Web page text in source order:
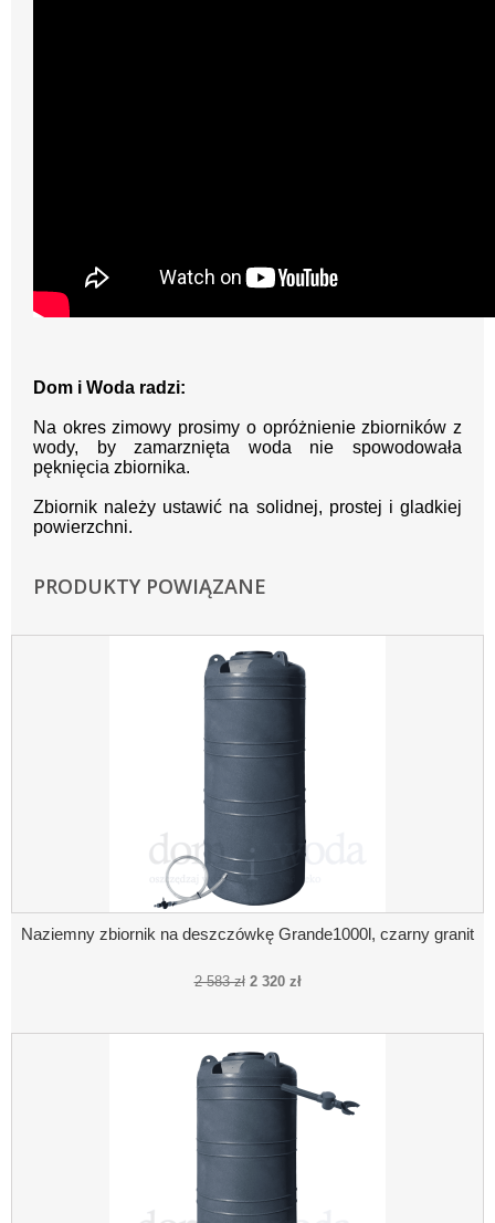
Dom i Woda radzi:
Na okres zimowy prosimy o opróżnienie zbiorników z
wody, by zamarznięta woda nie spowodowała
pęknięcia zbiornika.
Zbiornik należy ustawić na solidnej, prostej i gladkiej
powierzchni.
PRODUKTY POWIĄZANE
Naziemny zbiornik na deszczówkę Grande1000l, czarny granit
2 583 zł 2 320 zł